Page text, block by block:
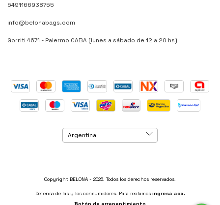
5491166938755
info@belonabags.com
Gorriti 4671 - Palermo CABA (lunes a sábado de 12 a 20 hs)
Copyright BELONA - 2026. Todos los derechos reservados.
Defensa de las y los consumidores. Para reclamos ingresá acá.